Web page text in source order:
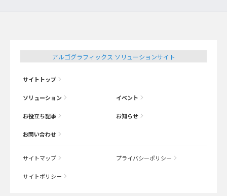
アルゴグラフィックス ソリューションサイト
サイトトップ
ソリューション イベント
お役立ち記事 お知らせ
お問い合わせ
サイトマップ プライバシーポリシー
サイトポリシー